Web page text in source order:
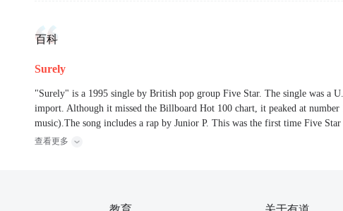
百科
Surely
"Surely" is a 1995 single by British pop group Five Star. The single was a
import. Although it missed the Billboard Hot 100 chart, it peaked at
music).The song includes a rap by Junior P. This was the first time Five
查看更多